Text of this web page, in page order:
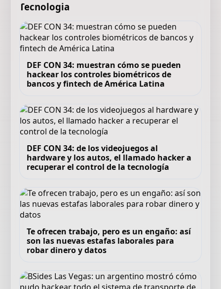
Tecnologia
DEF CON 34: muestran cómo se pueden
hackear los controles biométricos de
bancos y fintech de América Latina
DEF CON 34: de los videojuegos al
hardware y los autos, el llamado hacker a
recuperar el control de la tecnología
Te ofrecen trabajo, pero es un engaño: así
son las nuevas estafas laborales para
robar dinero y datos